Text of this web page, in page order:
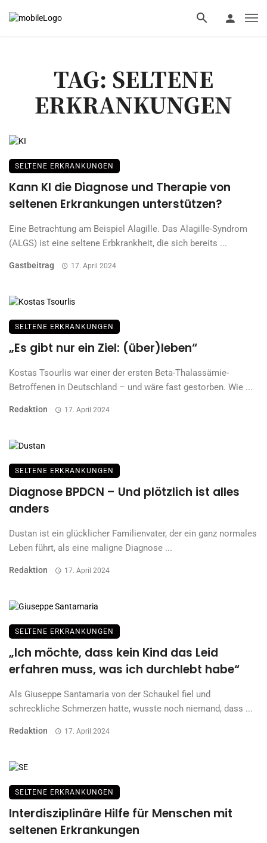
TAG: SELTENE
ERKRANKUNGEN
SELTENE ERKRANKUNGEN
Kann KI die Diagnose und Therapie von
seltenen Erkrankungen unterstützen?
Eine Betrachtung am Beispiel Alagille. Das Alagille-Syndrom
(ALGS) ist eine seltene Erbkrankheit, die sich bereits ...
Gastbeitrag 17. April 2024
SELTENE ERKRANKUNGEN
„Es gibt nur ein Ziel: (über)leben“
Kostas Tsourlis war einer der ersten Beta-Thalassämie-
Betroffenen in Deutschland – und wäre fast gestorben. Wie ...
Redaktion 17. April 2024
SELTENE ERKRANKUNGEN
Diagnose BPDCN – Und plötzlich ist alles
anders
Dustan ist ein glücklicher Familienvater, der ein ganz normales
Leben führt, als eine maligne Diagnose ...
Redaktion 17. April 2024
SELTENE ERKRANKUNGEN
„Ich möchte, dass kein Kind das Leid
erfahren muss, was ich durchlebt habe“
Als Giuseppe Santamaria von der Schaukel fiel und
schreckliche Schmerzen hatte, wusste noch niemand, dass ...
Redaktion 17. April 2024
SELTENE ERKRANKUNGEN
Interdisziplinäre Hilfe für Menschen mit
seltenen Erkrankungen